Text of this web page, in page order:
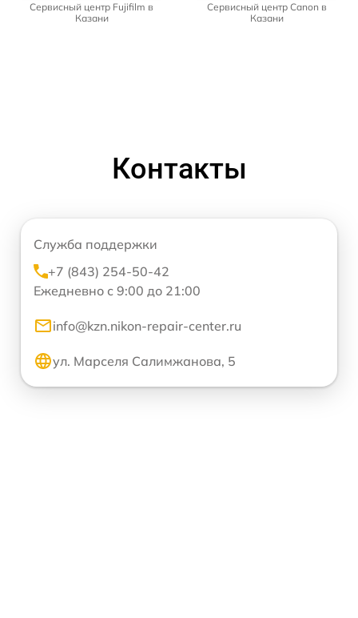
Сервисный центр Fujifilm в
Казани
Сервисный центр Canon в
Казани
Контакты
Служба поддержки
+7 (843) 254-50-42
Ежедневно с 9:00 до 21:00
info@kzn.nikon-repair-center.ru
ул. Марселя Салимжанова, 5